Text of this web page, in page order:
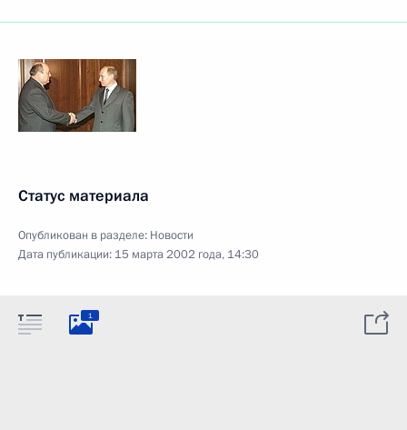
Статус материала
Опубликован в разделе: Новости
Дата публикации: 15 марта 2002 года, 14:30
1